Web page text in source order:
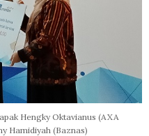
Hengky Oktavianus (AXA
Hamidiyah (Baznas)